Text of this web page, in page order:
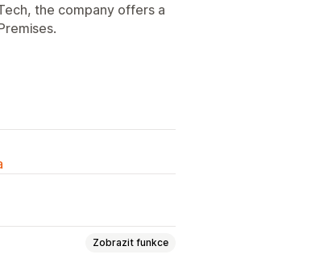
the company offers a
Zobrazit funkce